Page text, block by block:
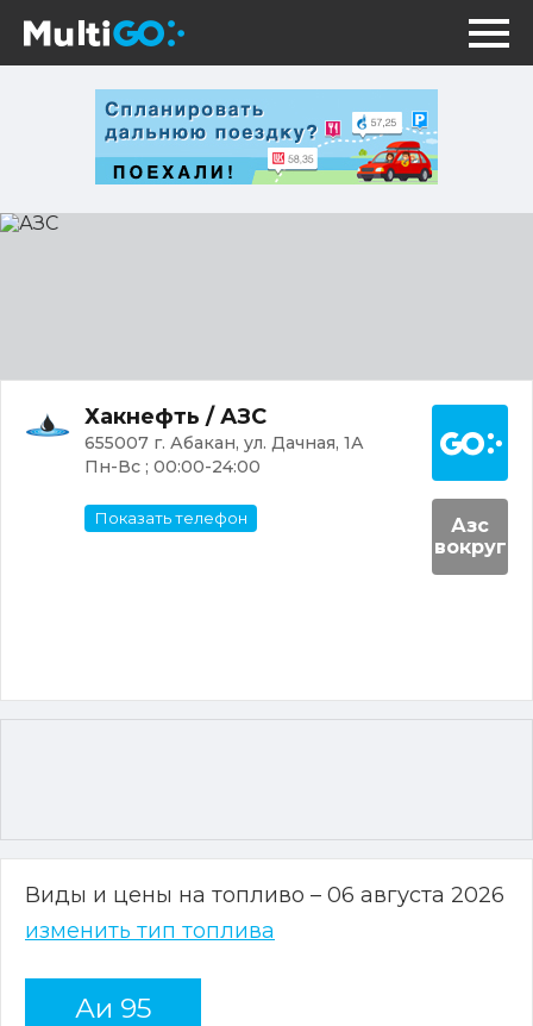
АЗС
Хакнефть / АЗС
655007 г. Абакан, ул. ​Дачная, 1А
Пн-Вс ; 00:00-24:00
Показать телефон
Азс
вокруг
Виды и цены на топливо – 06 августа 2026
изменить тип топлива
Аи 95